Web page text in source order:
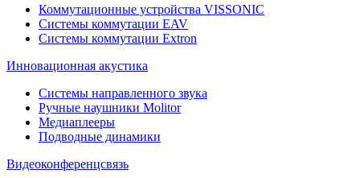
Коммутационные устройства VISSONIC
Системы коммутации EAV
Системы коммутации Extron
Инновационная акустика
Системы направленного звука
Ручные наушники Molitor
Медиаплееры
Подводные динамики
Видеоконференцсвязь